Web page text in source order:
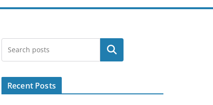
Search
Recent Posts